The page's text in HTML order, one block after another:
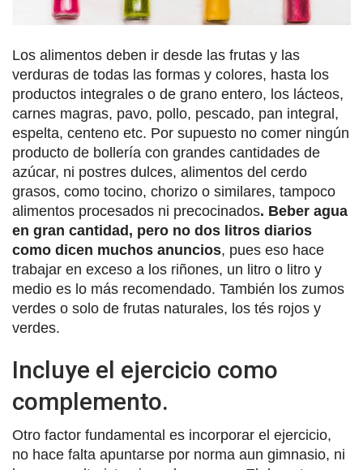
Los alimentos deben ir desde las frutas y las
verduras de todas las formas y colores, hasta los
productos integrales o de grano entero, los lácteos,
carnes magras, pavo, pollo, pescado, pan integral,
espelta, centeno etc. Por supuesto no comer ningún
producto de bollería con grandes cantidades de
azúcar, ni postres dulces, alimentos del cerdo
grasos, como tocino, chorizo o similares, tampoco
alimentos procesados ni precocinados. Beber agua
en gran cantidad, pero no dos litros diarios
como dicen muchos anuncios, pues eso hace
trabajar en exceso a los riñones, un litro o litro y
medio es lo más recomendado. También los zumos
verdes o solo de frutas naturales, los tés rojos y
verdes.
Incluye el ejercicio como
complemento.
Otro factor fundamental es incorporar el ejercicio,
no hace falta apuntarse por norma aun gimnasio, ni